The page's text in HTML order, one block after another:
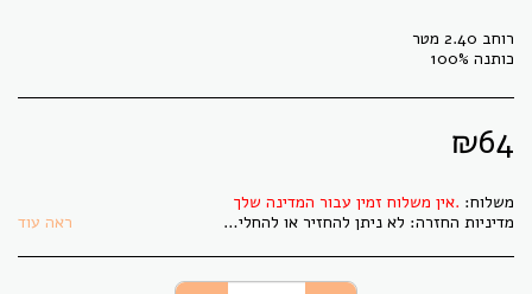
כותנה 100%
₪64
משלוח: אין משלוח זמין עבור המדינה שלך.
מדיניות החזרה: לא ניתן להחזיר או להחליף בדים אשר גוזרו לפי הזמנת הלקוח. בתקופת משבר הקורונה לא ניתן להחזיר או להחליף פריט כלשהו. ראה עוד